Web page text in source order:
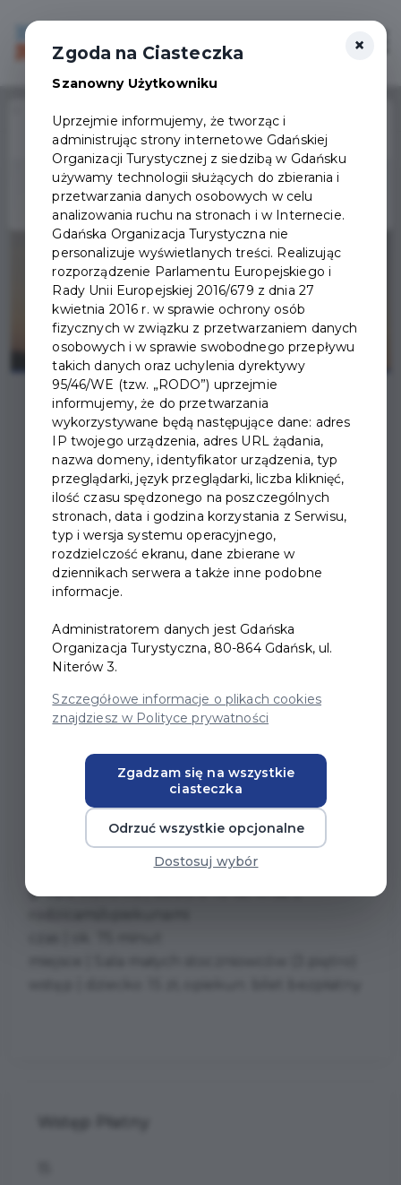
Login/Rejestracja
Wydarzenie już się
zakończyło
RYMY DO WOLNOŚCI |
WARSZTATY DLA RODZIN
Cykl zajęć poświęcony kreatywnemu
używaniu języka. Uwolnij swój język i pozwól
zatańczą w rytmie wolności. Na warsztatach
poznasz podstawowe pojęcia związane z
języka i poczujesz doWolność tworzenia. Dzięki
wspólnej językowej zabawie zdobędziesz
śmiałość poetyckiego wyrażania siebie, a
możliwość wyrażania siebie jest podstawą
wolności każdego z nas!
termin | zawsze ostatnia niedziela miesiąca,
grupa wiekowa | dzieci 6–10 lat wraz z
×
Zgoda na Ciasteczka
Szanowny Użytkowniku
Uprzejmie informujemy, że tworząc i
administrując strony internetowe Gdańskiej
Organizacji Turystycznej z siedzibą w Gdańsku
używamy technologii służących do zbierania i
przetwarzania danych osobowych w celu
analizowania ruchu na stronach i w Internecie.
Gdańska Organizacja Turystyczna nie
personalizuje wyświetlanych treści. Realizując
rozporządzenie Parlamentu Europejskiego i
Rady Unii Europejskiej 2016/679 z dnia 27
kwietnia 2016 r. w sprawie ochrony osób
fizycznych w związku z przetwarzaniem danych
osobowych i w sprawie swobodnego przepływu
takich danych oraz uchylenia dyrektywy
95/46/WE (tzw. „RODO”) uprzejmie
informujemy, że do przetwarzania
wykorzystywane będą następujące dane: adres
IP twojego urządzenia, adres URL żądania,
nazwa domeny, identyfikator urządzenia, typ
przeglądarki, język przeglądarki, liczba kliknięć,
ilość czasu spędzonego na poszczególnych
stronach, data i godzina korzystania z Serwisu,
typ i wersja systemu operacyjnego,
rozdzielczość ekranu, dane zbierane w
dziennikach serwera a także inne podobne
informacje.
Administratorem danych jest Gdańska
Organizacja Turystyczna, 80-864 Gdańsk, ul.
Niterów 3.
Szczegółowe informacje o plikach cookies
znajdziesz w Polityce prywatności
Zgadzam się na wszystkie
ciasteczka
Odrzuć wszystkie opcjonalne
Dostosuj wybór